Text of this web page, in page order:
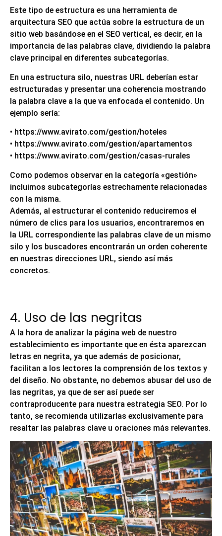
Este tipo de estructura es una herramienta de
arquitectura SEO que actúa sobre la estructura de un
sitio web basándose en el SEO vertical, es decir, en la
importancia de las palabras clave, dividiendo la palabra
clave principal en diferentes subcategorías.
En una estructura silo, nuestras URL deberían estar
estructuradas y presentar una coherencia mostrando
la palabra clave a la que va enfocada el contenido. Un
ejemplo sería:
• https://www.avirato.com/gestion/hoteles
• https://www.avirato.com/gestion/apartamentos
• https://www.avirato.com/gestion/casas-rurales
Como podemos observar en la categoría «gestión»
incluimos subcategorías estrechamente relacionadas
con la misma.
Además, al estructurar el contenido reduciremos el
número de clics para los usuarios, encontraremos en
la URL correspondiente las palabras clave de un mismo
silo y los buscadores encontrarán un orden coherente
en nuestras direcciones URL, siendo así más
concretos.
4. Uso de las negritas
A la hora de analizar la página web de nuestro
establecimiento es importante que en ésta aparezcan
letras en negrita, ya que además de posicionar,
facilitan a los lectores la comprensión de los textos y
del diseño. No obstante, no debemos abusar del uso de
las negritas, ya que de ser así puede ser
contraproducente para nuestra estrategia SEO. Por lo
tanto, se recomienda utilizarlas exclusivamente para
resaltar las palabras clave u oraciones más relevantes.